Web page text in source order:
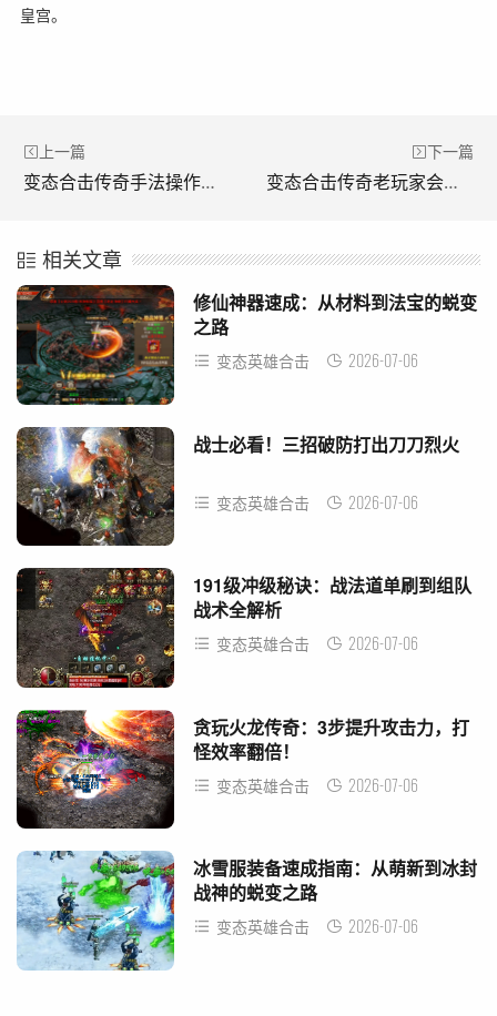
皇宫。
上一篇
变态合击传奇手法操作不固定，更多的是随机应变。(异常合击传奇方法的操作并不是固定的，而是更具适应性。)
下一篇
变态合击传奇老玩家会分享战士的PK技巧。(《异战攻击传奇老玩家将分享战士PK技巧。)
相关文章
修仙神器速成：从材料到法宝的蜕变
之路
变态英雄合击 2026-07-06
战士必看！三招破防打出刀刀烈火
变态英雄合击 2026-07-06
191级冲级秘诀：战法道单刷到组队
战术全解析
变态英雄合击 2026-07-06
贪玩火龙传奇：3步提升攻击力，打
怪效率翻倍！
变态英雄合击 2026-07-06
冰雪服装备速成指南：从萌新到冰封
战神的蜕变之路
变态英雄合击 2026-07-06